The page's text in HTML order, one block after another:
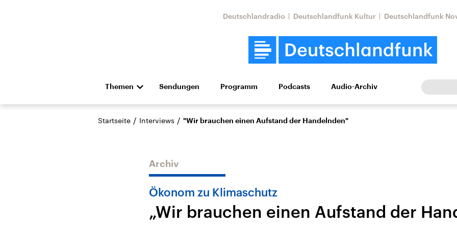
Deutschlandradio Deutschlandfunk Kultur Deutschlandfunk
Themen
Die Nachrichten Politik Wirtschaft Wissen Kultur Europa
Hörspiel und Feature Musik
Aktuelle Beiträge,
Nahostkonflikt
Iran
Faktenchecks
Sendungen Programm Podcasts Audio-Archiv
Startseite / Interviews / "Wir brauchen einen Aufstand der Handelnden"
Archiv
Ökonom zu Klimaschutz
„Wir brauchen einen Aufstand der